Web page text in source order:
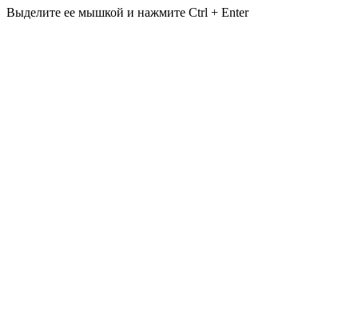
Выделите ее мышкой и нажмите Ctrl + Enter